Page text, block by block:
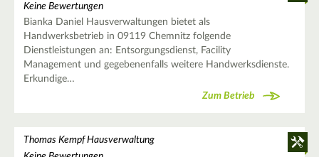
Keine Bewertungen
Bianka Daniel Hausverwaltungen bietet als
Handwerksbetrieb in 09119 Chemnitz folgende
Dienstleistungen an: Entsorgungsdienst, Facility
Management und gegebenenfalls weitere Handwerksdienste.
Erkundige…
Zum Betrieb
Thomas Kempf Hausverwaltung